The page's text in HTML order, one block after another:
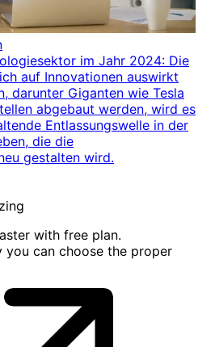
im Jahr 2024: Die
auf Innovationen auswirkt
darunter Giganten wie Tesla
abgebaut werden, wird es
Entlassungswelle in der
die die
gestalten wird.
with free plan.
you can choose the proper